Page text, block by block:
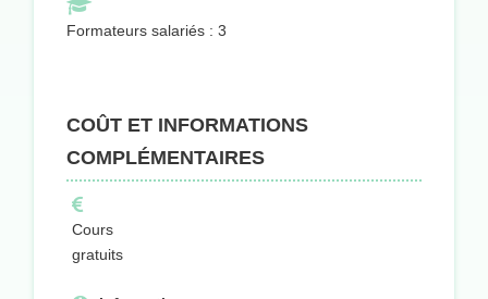
Formateurs salariés : 3
COÛT ET INFORMATIONS
COMPLÉMENTAIRES
Cours
gratuits